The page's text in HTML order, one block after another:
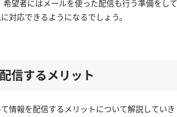
望者にはメールを使った配信も行う準備をして
対応できるようになるでしょう。
信するメリット
情報を配信するメリットについて解説していき